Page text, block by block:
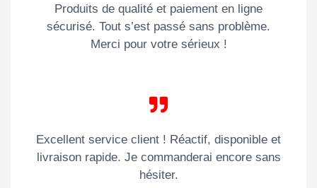
Produits de qualité et paiement en ligne
sécurisé. Tout s’est passé sans problème.
Merci pour votre sérieux !
Excellent service client ! Réactif, disponible et
livraison rapide. Je commanderai encore sans
hésiter.